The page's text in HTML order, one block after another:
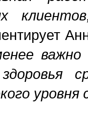
важно
уровня